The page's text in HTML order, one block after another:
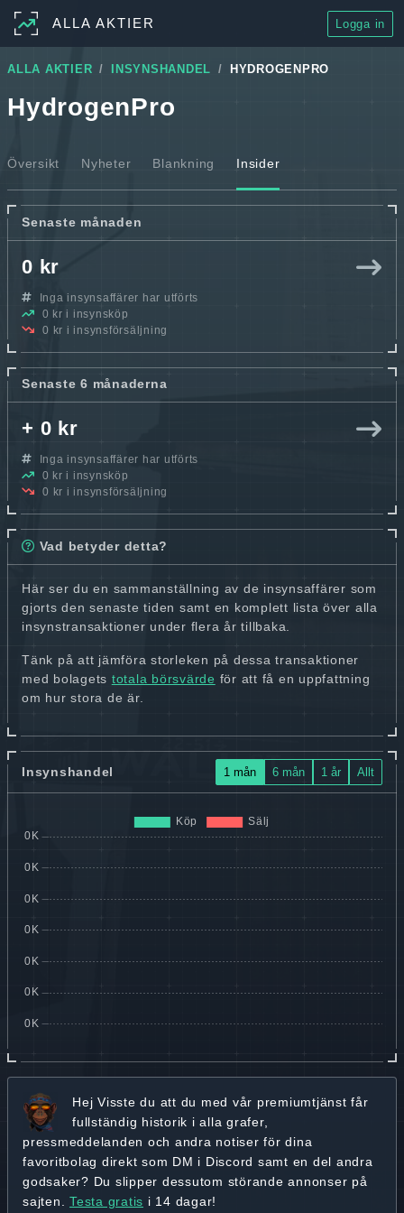
ALLA AKTIER Logga in
ALLA AKTIER INSYNSHANDEL HYDROGENPRO
HydrogenPro
Översikt Nyheter Blankning Insider
Senaste månaden
0 kr
Inga insynsaffärer har utförts
0 kr i insynsköp
0 kr i insynsförsäljning
Senaste 6 månaderna
+ 0 kr
Inga insynsaffärer har utförts
0 kr i insynsköp
0 kr i insynsförsäljning
Vad betyder detta?
Här ser du en sammanställning av de insynsaffärer som
gjorts den senaste tiden samt en komplett lista över alla
insynstransaktioner under flera år tillbaka.
Tänk på att jämföra storleken på dessa transaktioner
med bolagets totala börsvärde för att få en uppfattning
om hur stora de är.
Insynshandel 1 mån 6 mån 1 år Allt
Hej Visste du att du med vår premiumtjänst får
fullständig historik i alla grafer,
pressmeddelanden och andra notiser för dina
favoritbolag direkt som DM i Discord samt en del andra
godsaker? Du slipper dessutom störande annonser på
sajten. Testa gratis i 14 dagar!